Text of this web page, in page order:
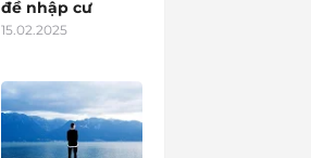
đề nhập cư
15.02.2025